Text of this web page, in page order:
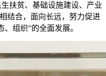
扶贫、基础设施建设、产业
结合，面向长远，努力促进
组织”的全面发展。